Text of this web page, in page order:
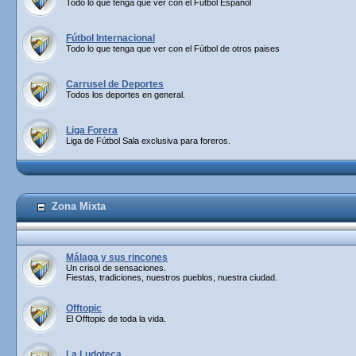
Todo lo que tenga que ver con el Fútbol Español
Fútbol Internacional
Todo lo que tenga que ver con el Fútbol de otros paises
Carrusel de Deportes
Todos los deportes en general.
Liga Forera
Liga de Fútbol Sala exclusiva para foreros.
Zona Mixta
Málaga y sus rincones
Un crisol de sensaciones.
Fiestas, tradiciones, nuestros pueblos, nuestra ciudad.
Offtopic
El Offtopic de toda la vida.